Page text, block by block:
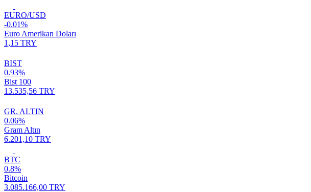
EURO/USD
-0.01%
Euro Amerikan Doları
1,15 TRY
BIST
0.93%
Bist 100
13.535,56 TRY
GR. ALTIN
0.06%
Gram Altın
6.201,10 TRY
BTC
0.8%
Bitcoin
3.085.166,00 TRY